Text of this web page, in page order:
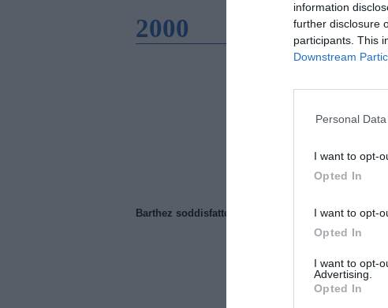
information
further disclosure
participants. This
Downstream
Personal
I want to opt-
Opted In
I want to opt-
Opted In
I want to opt-
Advertising.
Opted In
2000
Barthez soddisfatto del Manchester United